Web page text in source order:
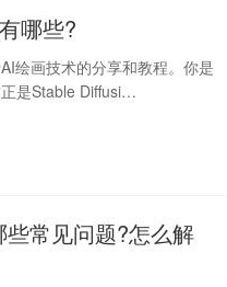
哪些?
绘画技术的分享和教程。你是
是Stable Diffusi…
常见问题?怎么解